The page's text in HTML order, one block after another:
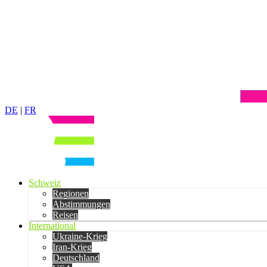
DE | FR
Schweiz
Regionen
Abstimmungen
Reisen
International
Ukraine-Krieg
Iran-Krieg
Deutschland